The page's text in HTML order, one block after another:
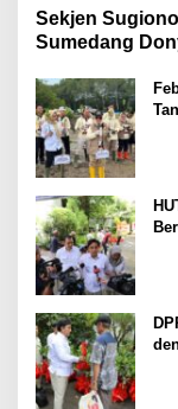
Sekjen
Sumedang